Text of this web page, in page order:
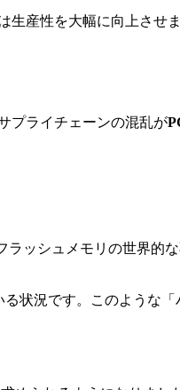
産性を大幅に向上させ
プライチェーンの混乱が
ッシュメモリの世界的
状況です。このような